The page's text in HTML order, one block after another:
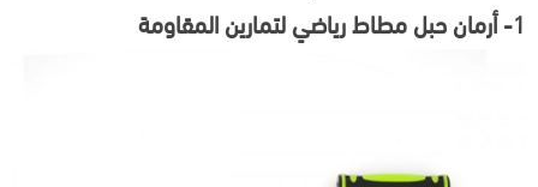
1- أرمان حبل مطاط رياضي لتمارين المقاومة